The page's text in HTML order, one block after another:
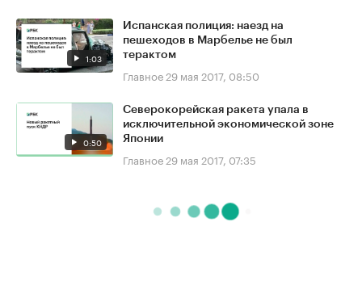
1:03
Испанская полиция: наезд на
пешеходов в Марбелье не был
терактом
Главное 29 мая 2017, 08:50
0:50
Северокорейская ракета упала в
исключительной экономической зоне
Японии
Главное 29 мая 2017, 07:35